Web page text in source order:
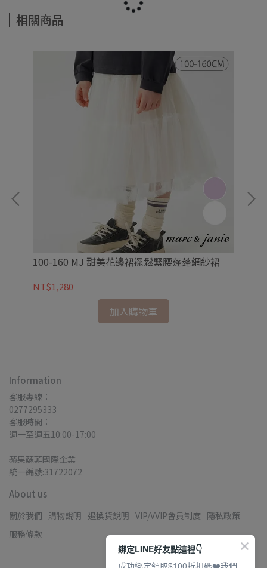
相關商品
100-160 MJ 甜美花邊裙襬鬆緊腰蓬蓬網紗裙
NT$1,280
加入購物車
Information
客服專線：
0277295333
客服時間：
週一至週五10:00-17:00
蘋果蘇菲國際企業
統一編號:31722072
About us
關於我們 購物說明 退換貨說明 VIP/VVIP會員制度 隱私政策
服務條款
綁定LINE好友點這裡👇
成功綁定領取$100折扣碼❤️我們